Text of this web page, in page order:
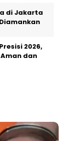
di Jakarta
2026,
dan